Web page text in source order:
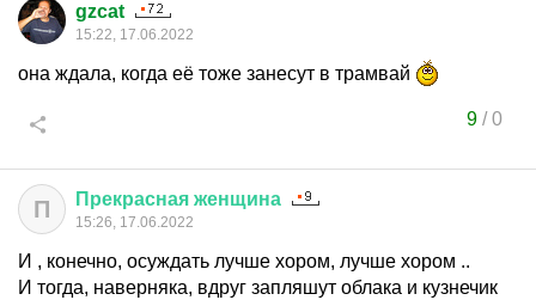
gzcat
15:22, 17.06.2022
она ждала, когда её тоже занесут в трамвай
9/0
П Прекрасная женщина
15:26, 17.06.2022
И , конечно, осуждать лучше хором, лучше хором ..
И тогда, наверняка, вдруг запляшут облака и кузнечик